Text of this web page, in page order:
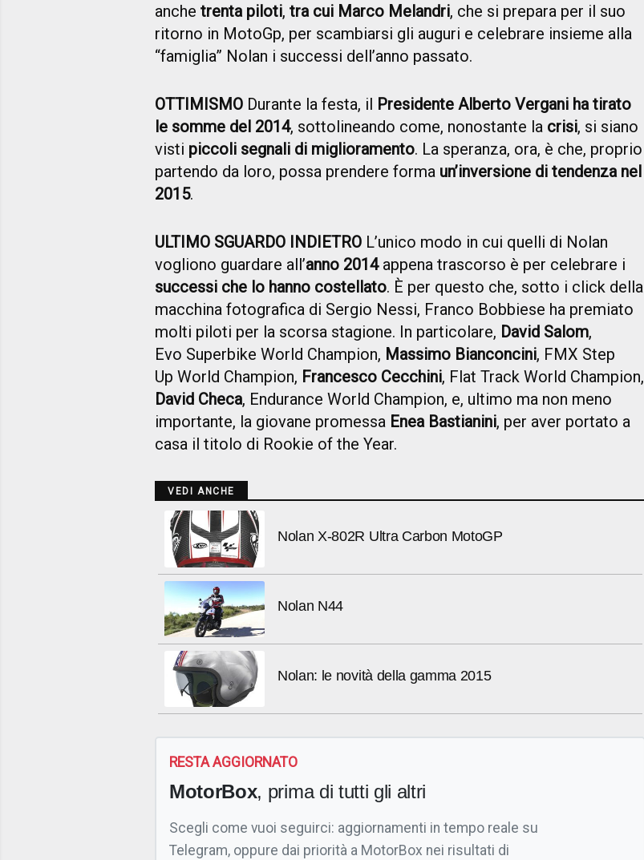
anche trenta piloti, tra cui Marco Melandri, che si prepara per il suo
ritorno in MotoGp, per scambiarsi gli auguri e celebrare insieme alla
“famiglia” Nolan i successi dell’anno passato.
OTTIMISMO Durante la festa, il Presidente Alberto Vergani ha tirato
le somme del 2014, sottolineando come, nonostante la crisi, si siano
visti piccoli segnali di miglioramento. La speranza, ora, è che, proprio
partendo da loro, possa prendere forma un’inversione di tendenza nel
2015.
ULTIMO SGUARDO INDIETRO L’unico modo in cui quelli di Nolan
vogliono guardare all’anno 2014appena trascorso è per celebrare i
successi che lo hanno costellato. È per questo che, sotto i click della
macchina fotografica di Sergio Nessi, Franco Bobbiese ha premiato
molti piloti per la scorsa stagione. In particolare, David Salom,
Evo Superbike World Champion, Massimo Bianconcini, FMX Step
Up World Champion, Francesco Cecchini, Flat Track World Champion,
David Checa, Endurance World Champion, e, ultimo ma non meno
importante, la giovane promessa Enea Bastianini, per aver portato a
casa il titolo di Rookie of the Year.
VEDI ANCHE
Nolan X-802R Ultra Carbon MotoGP
Nolan N44
Nolan: le novità della gamma 2015
RESTA AGGIORNATO
MotorBox, prima di tutti gli altri
Scegli come vuoi seguirci: aggiornamenti in tempo reale su
Telegram, oppure dai priorità a MotorBox nei risultati di